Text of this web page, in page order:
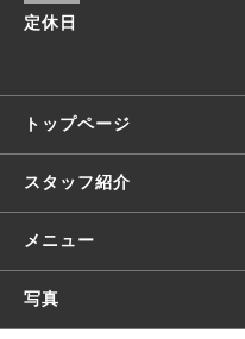
定休日
トップページ
スタッフ紹介
メニュー
写真